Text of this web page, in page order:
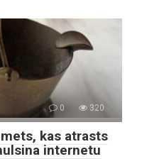
0 320
kas atrasts
internetu